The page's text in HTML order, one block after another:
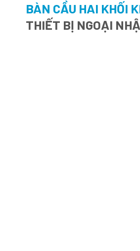
BÀN CẦU HAI KHỐI
THIẾT BỊ NGOẠI